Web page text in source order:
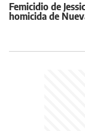
Femicidio de
homicida de